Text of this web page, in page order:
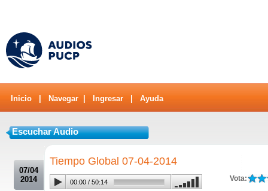
Inicio Navegar Ingresar Ayuda
Escuchar Audio
07/04
2014
Tiempo Global 07-04-2014
Vota:
00:00 / 50:14